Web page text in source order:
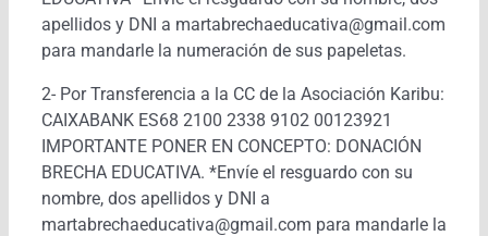
apellidos y DNI a martabrechaeducativa@gmail.com
para mandarle la numeración de sus papeletas.
2- Por Transferencia a la CC de la Asociación Karibu:
CAIXABANK ES68 2100 2338 9102 00123921
IMPORTANTE PONER EN CONCEPTO: DONACIÓN
BRECHA EDUCATIVA. *Envíe el resguardo con su
nombre, dos apellidos y DNI a
martabrechaeducativa@gmail.com para mandarle la